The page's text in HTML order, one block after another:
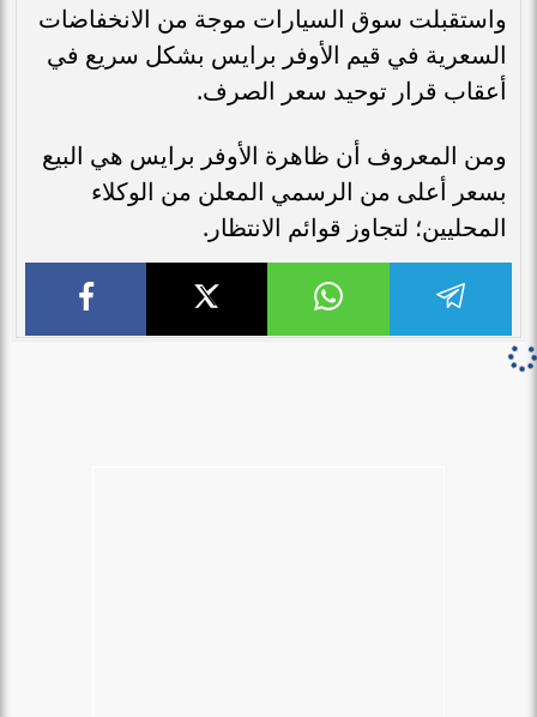
واستقبلت سوق السيارات موجة من الانخفاضات
السعرية في قيم الأوفر برايس بشكل سريع في
أعقاب قرار توحيد سعر الصرف.
ومن المعروف أن ظاهرة الأوفر برايس هي البيع
بسعر أعلى من الرسمي المعلن من الوكلاء
المحليين؛ لتجاوز قوائم الانتظار.